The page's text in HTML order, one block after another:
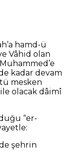
hamd-ü
Vâhid olan
kadar devam
mesken
olacak dâimî
“er-
şehrin